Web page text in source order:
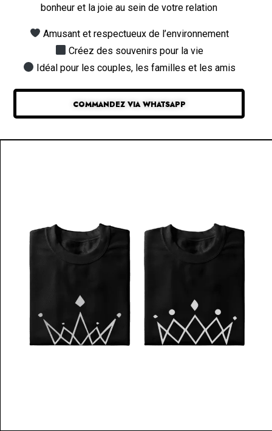
bonheur et la joie au sein de votre relation
Amusant et respectueux de l’environnement
Créez des souvenirs pour la vie
Idéal pour les couples, les familles et les amis
COMMANDEZ VIA WHATSAPP